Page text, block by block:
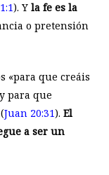
). Yla fe es la
o pretensión
«para que creáis
para que
Juan 20:31). El
a ser un